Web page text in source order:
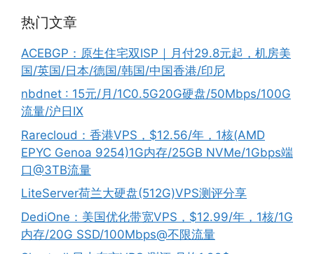
热门文章
ACEBGP：原生住宅双ISP｜月付29.8元起，机房美
国/英国/日本/德国/韩国/中国香港/印尼
nbdnet : 15元/月/1C0.5G20G硬盘/50Mbps/100G
流量/沪日IX
Rarecloud：香港VPS，$12.56/年，1核(AMD
EPYC Genoa 9254)1G内存/25GB NVMe/1Gbps端
口@3TB流量
LiteServer荷兰大硬盘(512G)VPS测评分享
DediOne：美国优化带宽VPS，$12.99/年，1核/1G
内存/20G SSD/100Mbps@不限流量